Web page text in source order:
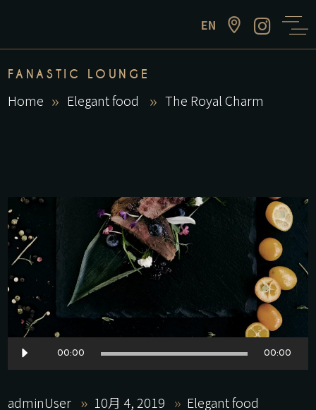
EN
FANASTIC LOUNGE
Home Elegant food The Royal Charm
声
00:00 00:00
adminUser 10月 4, 2019 Elegant food